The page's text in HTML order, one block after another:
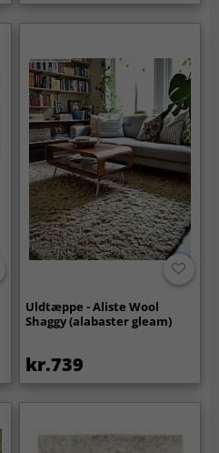
Uldtæppe - Aliste Wool
Shaggy (alabaster gleam)
kr.739